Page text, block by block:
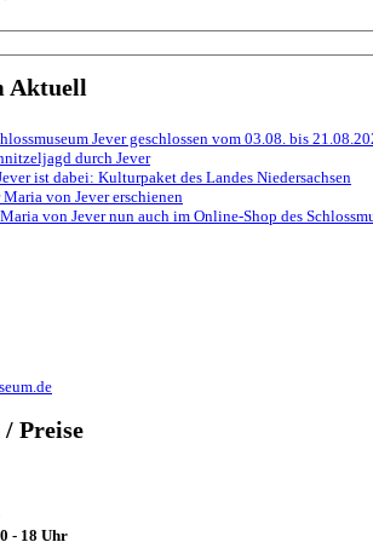
Aktuell
Jever geschlossen vom 03.08. bis
durch Jever
ist dabei: Kulturpaket des Landes Niedersachsen
von Jever erschienen
von Jever nun auch im Online-Shop des
Preise
- 18 Uhr